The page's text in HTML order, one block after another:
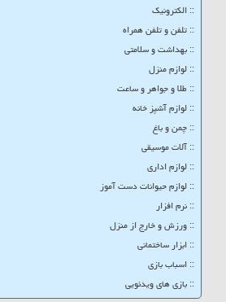
:: الکترونیک
:: تلفن و تلفن همراه
:: بهداشت و سلامتی
:: لوازم منزل
:: طلا و جواهر و ساعت
:: لوازم آشپز خانه
:: چمن و باغ
:: آلات موسیقی
:: لوازم اداری
:: لوازم حیوانات دست آموز
:: نرم افزار
:: ورزش و خارج از منزل
:: ابزار ساختمانی
:: اسباب بازی
:: بازی های ویدئویی